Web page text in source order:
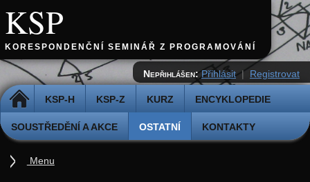
KSP
KORESPONDENČNÍ SEMINÁŘ Z PROGRAMOVÁNÍ
DOMŮ KSP-H KSP-Z KURZ ENCYKLOPEDIE
SOUSTŘEDĚNÍ A AKCE OSTATNÍ KONTAKTY
Nepřihlášen: Přihlásit | Registrovat
Menu